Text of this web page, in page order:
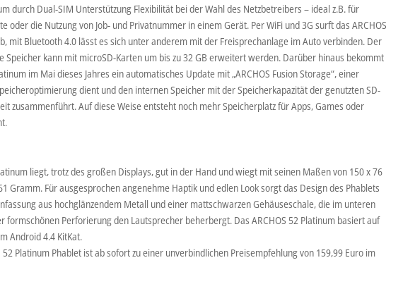
durch Dual-SIM Unterstützung Flexibilität bei der Wahl des Netzbetreibers – ideal z.B. für
oder die Nutzung von Job- und Privatnummer in einem Gerät. Per WiFi und 3G surft das ARCHOS
mit Bluetooth 4.0 lässt es sich unter anderem mit der Freisprechanlage im Auto verbinden. Der
Speicher kann mit microSD-Karten um bis zu 32 GB erweitert werden. Darüber hinaus bekommt
im Mai dieses Jahres ein automatisches Update mit „ARCHOS Fusion Storage“, einer
dient und den internen Speicher mit der Speicherkapazität der genutzten SD-
zusammenführt. Auf diese Weise entsteht noch mehr Speicherplatz für Apps, Games oder
liegt, trotz des großen Displays, gut in der Hand und wiegt mit seinen Maßen von 150 x 76
Gramm. Für ausgesprochen angenehme Haptik und edlen Look sorgt das Design des Phablets
aus hochglänzendem Metall und einer mattschwarzen Gehäuseschale, die im unteren
formschönen Perforierung den Lautsprecher beherbergt. Das ARCHOS 52 Platinum basiert auf
Android 4.4 KitKat.
52 Platinum Phablet ist ab sofort zu einer unverbindlichen Preisempfehlung von 159,99 Euro im